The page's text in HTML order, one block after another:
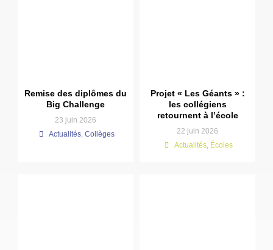
Remise des diplômes du
Big Challenge
23 juin 2026
Actualités, Collèges
Projet « Les Géants » :
les collégiens
retournent à l’école
22 juin 2026
Actualités, Écoles